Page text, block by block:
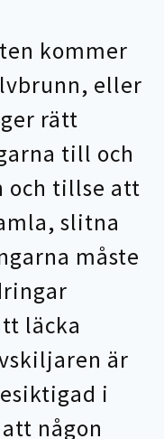
kommer
eller
rätt
till och
och tillse att
slitna
måste
läcka
är
i
någon